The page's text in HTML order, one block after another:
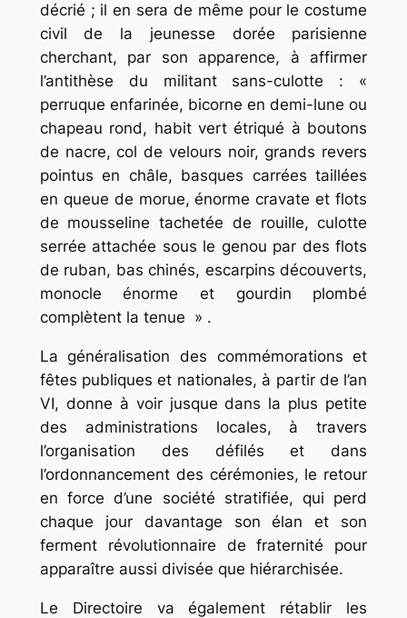
décrié ; il en sera de même pour le costume
civil de la jeunesse dorée parisienne
cherchant, par son apparence, à affirmer
l’antithèse du militant sans-culotte : «
perruque enfarinée, bicorne en demi-lune ou
chapeau rond, habit vert étriqué à boutons
de nacre, col de velours noir, grands revers
pointus en châle, basques carrées taillées
en queue de morue, énorme cravate et flots
de mousseline tachetée de rouille, culotte
serrée attachée sous le genou par des flots
de ruban, bas chinés, escarpins découverts,
monocle énorme et gourdin plombé
complètent la tenue » .
La généralisation des commémorations et
fêtes publiques et nationales, à partir de l’an
VI, donne à voir jusque dans la plus petite
des administrations locales, à travers
l’organisation des défilés et dans
l’ordonnancement des cérémonies, le retour
en force d’une société stratifiée, qui perd
chaque jour davantage son élan et son
ferment révolutionnaire de fraternité pour
apparaître aussi divisée que hiérarchisée.
Le Directoire va également rétablir les